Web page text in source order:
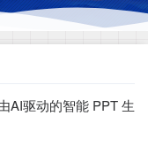
驱动的智能 PPT 生